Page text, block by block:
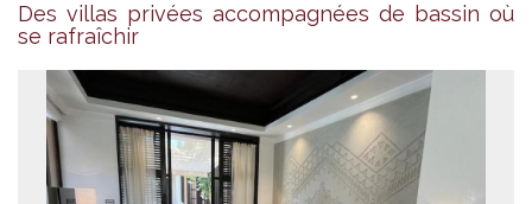
Des villas privées accompagnées de bassin où
se rafraîchir